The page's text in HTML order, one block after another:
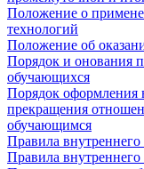
Положение о
технологий
Положение об
Порядок и онования
обучающихся
Порядок оформления
прекращения
обучающимся
Правила
Правила внутреннего